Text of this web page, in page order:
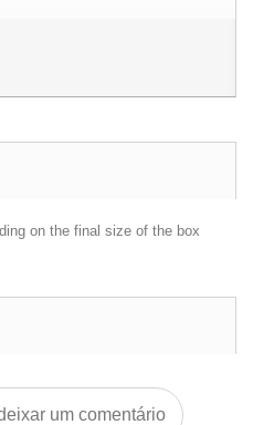
on the final size of the box
um comentário